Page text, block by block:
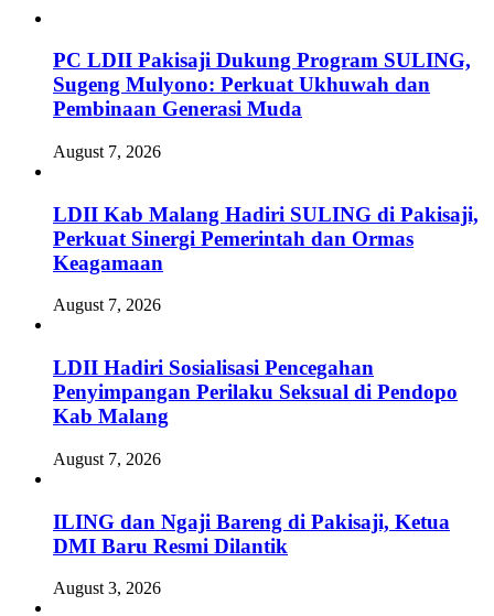
PC LDII Pakisaji Dukung Program SULING,
Sugeng Mulyono: Perkuat Ukhuwah dan
Pembinaan Generasi Muda
August 7, 2026
LDII Kab Malang Hadiri SULING di Pakisaji,
Perkuat Sinergi Pemerintah dan Ormas
Keagamaan
August 7, 2026
LDII Hadiri Sosialisasi Pencegahan
Penyimpangan Perilaku Seksual di Pendopo
Kab Malang
August 7, 2026
ILING dan Ngaji Bareng di Pakisaji, Ketua
DMI Baru Resmi Dilantik
August 3, 2026